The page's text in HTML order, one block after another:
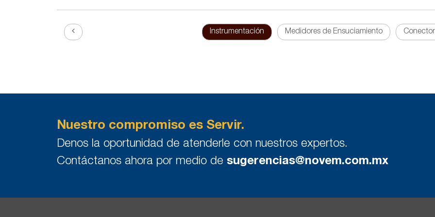
Instrumentación Medidores de Ensuciamiento
Nuestro compromiso es Servir.
Denos la oportunidad de atenderle con nuestros expertos.
Contáctanos ahora por medio de sugerencias@novem.com.mx